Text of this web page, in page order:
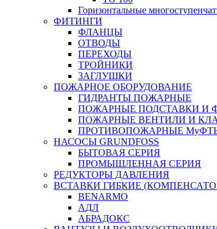
Горизонтальные
ФИТИНГИ
ФЛАНЦЫ
ОТВОДЫ
ПЕРЕХОДЫ
ТРОЙНИКИ
ЗАГЛУШКИ
ПОЖАРНОЕ ОБОРУДОВАНИЕ
ГИДРАНТЫ ПОЖАРНЫЕ
ПОЖАРНЫЕ ПОДСТАВКИ И
ПОЖАРНЫЕ ВЕНТИЛИ И
ПРОТИВОПОЖАРНЫЕ
НАСОСЫ GRUNDFOSS
БЫТОВАЯ СЕРИЯ
ПРОМЫШЛЕННАЯ СЕРИЯ
РЕДУКТОРЫ ДАВЛЕНИЯ
ВСТАВКИ ГИБКИЕ
BENARMO
АДЛ
АБРАДОКС